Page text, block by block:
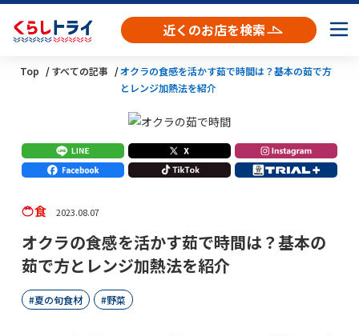
近くのお店を検索
Top すべての記事
オクラの食感を活かす茹で時間は？基本の茹で方
とレンジ加熱法を紹介
食 2023.08.07
オクラの食感を活かす茹で時間は？基本の
茹で方とレンジ加熱法を紹介
夏の旬食材 野菜